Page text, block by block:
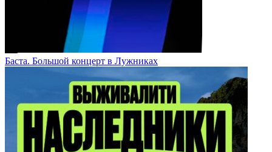
Баста. Большой концерт в Лужниках